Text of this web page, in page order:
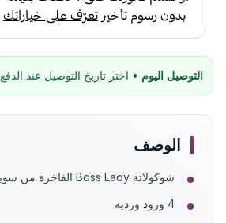
التوصيل اليوم • اختر تاريخ التوصيل عند الدفع
الوصف
شوكولاتة Boss Lady الفاخرة من سوييتشو
4 ورود وردية